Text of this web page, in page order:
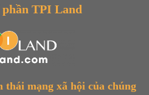
phần TPI Land
thái mạng xã hội của chúng